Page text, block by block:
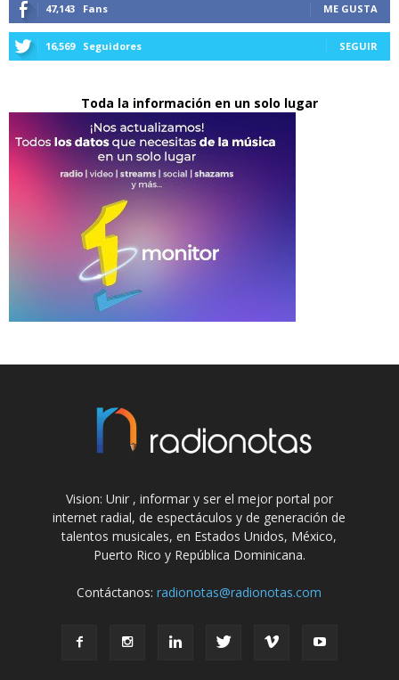
47,143 Fans ME GUSTA
16,569 Seguidores SEGUIR
Toda la información en un solo lugar
Vision: Unir , informar y ser el mejor portal por
internet radial, de espectáculos y de generación de
talentos musicales, en Estados Unidos, México,
Puerto Rico y República Dominicana.
Contáctanos:radionotas@radionotas.com